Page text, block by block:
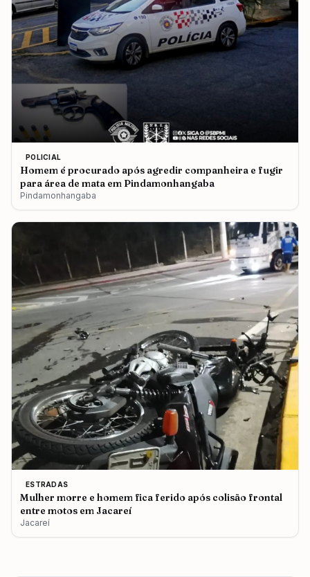
POLICIAL
Homem é procurado após agredir companheira e fugir
para área de mata em Pindamonhangaba
Pindamonhangaba
ESTRADAS
Mulher morre e homem fica ferido após colisão frontal
entre motos em Jacareí
Jacareí